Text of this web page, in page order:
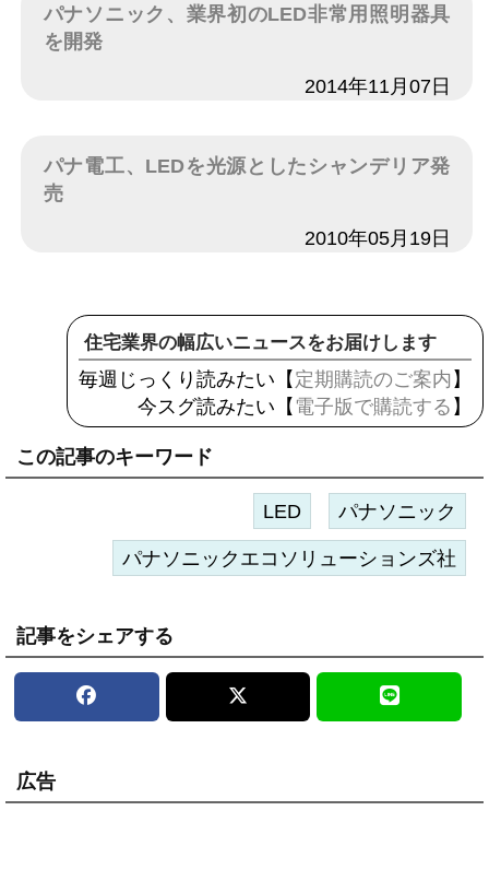
パナソニック、業界初のLED非常用照明器具
を開発
2014年11月07日
パナ電工、LEDを光源としたシャンデリア発
売
2010年05月19日
住宅業界の幅広いニュースをお届けします
毎週じっくり読みたい【 定期購読のご案内 】
今スグ読みたい【 電子版で購読する 】
この記事のキーワード
LED パナソニック
パナソニックエコソリューションズ社
記事をシェアする
広告